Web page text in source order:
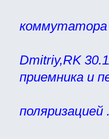
коммутатора
Dmitriy,RK
приемника и